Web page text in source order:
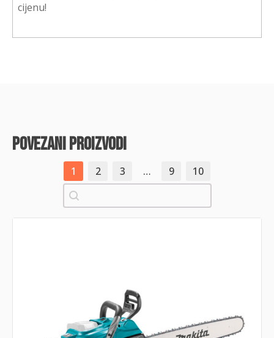
cijenu!
povezani proizvodi
1 2 3 … 9
10
Pretraži